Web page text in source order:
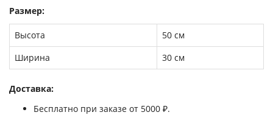
Размер:
Высота
50 см
Ширина
30 см
Доставка:
Бесплатно при заказе от 5000 ₽.